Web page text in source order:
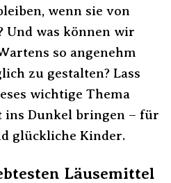
wenn sie von
Und was können wir
so angenehm
zu gestalten? Lass
wichtige Thema
ins Dunkel bringen – für
glückliche Kinder.
Läusemittel